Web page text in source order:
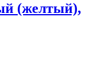
(желтый),